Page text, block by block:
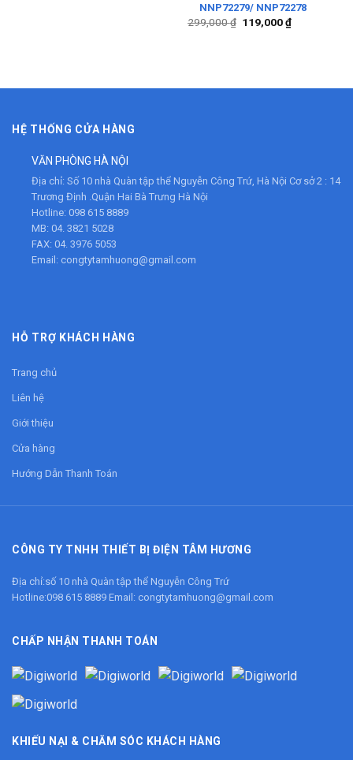
NNP72279/ NNP72278
299,000₫ 119,000₫
HỆ THỐNG CỬA HÀNG
VĂN PHÒNG HÀ NỘI
Địa chỉ: Số 10 nhà Quàn tập thể Nguyễn Công Trứ, Hà Nội Cơ sở 2 : 14
Trương Định .Quận Hai Bà Trưng Hà Nội
Hotline: 098 615 8889
MB: 04. 3821 5028
FAX: 04. 3976 5053
Email: congtytamhuong@gmail.com
HỖ TRỢ KHÁCH HÀNG
Trang chủ
Liên hệ
Giới thiệu
Cửa hàng
Hướng Dẫn Thanh Toán
CÔNG TY TNHH THIẾT BỊ ĐIỆN TÂM HƯƠNG
Địa chỉ:số 10 nhà Quàn tập thể Nguyễn Công Trứ
Hotline:098 615 8889 Email: congtytamhuong@gmail.com
CHẤP NHẬN THANH TOÁN
KHIẾU NẠI & CHĂM SÓC KHÁCH HÀNG